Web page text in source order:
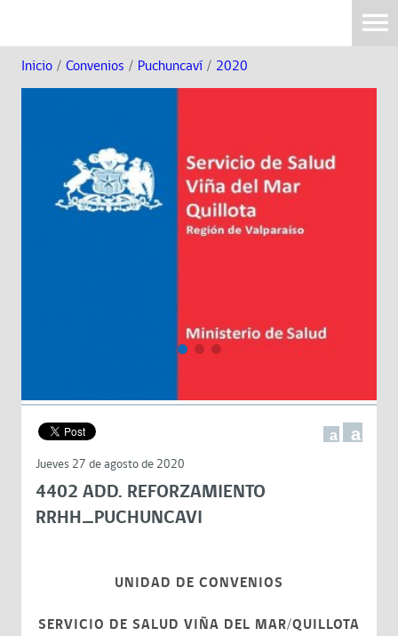
Inicio / Convenios / Puchuncaví / 2020
a a
Jueves 27 de agosto de 2020
4402 ADD. REFORZAMIENTO
RRHH_PUCHUNCAVI
UNIDAD DE CONVENIOS
SERVICIO DE SALUD VIÑA DEL MAR/QUILLOTA